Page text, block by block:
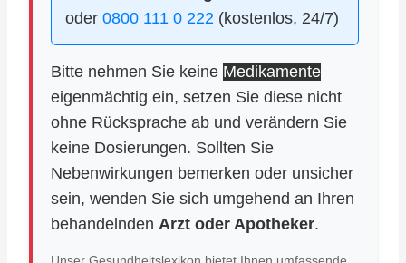
oder 0800 111 0 222 (kostenlos, 24/7)
Bitte nehmen Sie keine Medikamente
eigenmächtig ein, setzen Sie diese nicht
ohne Rücksprache ab und verändern Sie
keine Dosierungen. Sollten Sie
Nebenwirkungen bemerken oder unsicher
sein, wenden Sie sich umgehend an Ihren
behandelnden Arzt oder Apotheker.